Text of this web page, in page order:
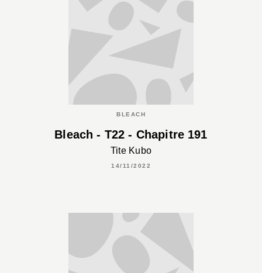
BLEACH
Bleach - T22 - Chapitre 191
Tite Kubo
14/11/2022